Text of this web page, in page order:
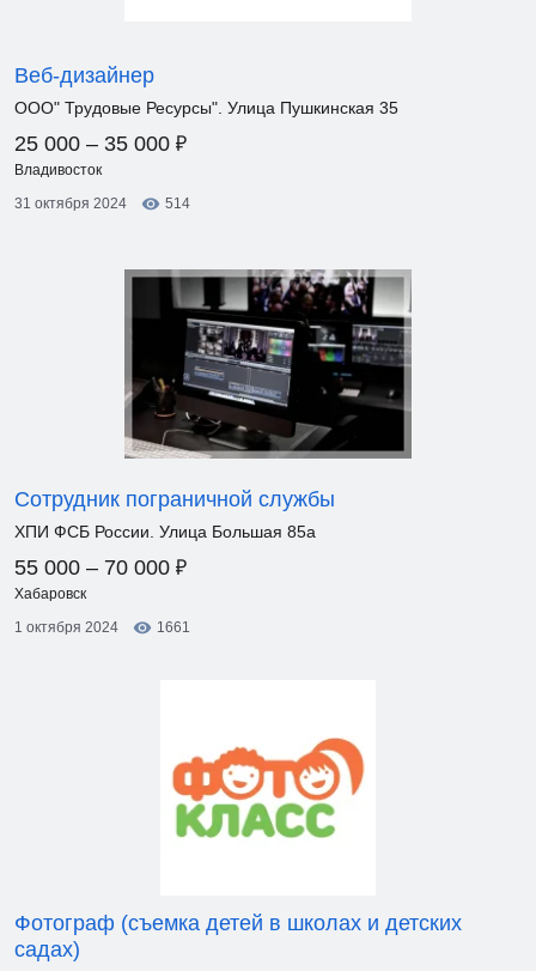
Веб-дизайнер
ООО" Трудовые Ресурсы". Улица Пушкинская 35
25 000 – 35 000 ₽
Владивосток
31 октября 2024
514
Сотрудник пограничной службы
ХПИ ФСБ России. Улица Большая 85а
55 000 – 70 000 ₽
Хабаровск
1 октября 2024
1661
Фотограф (съемка детей в школах и детских
садах)